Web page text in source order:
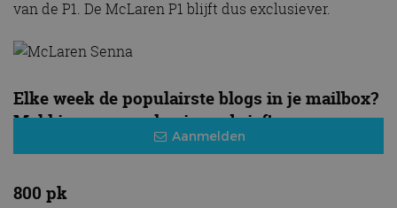
van de P1. De McLaren P1 blijft dus exclusiever.
Elke week de populairste blogs in je mailbox?
Meld je aan voor de nieuwsbrief!
Aanmelden
800 pk